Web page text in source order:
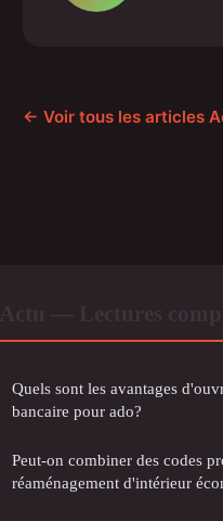
← Voir tous les articles
Quels sont les avantages
bancaire pour ado?
Peut-on combiner des codes
réaménagement d'intérieur